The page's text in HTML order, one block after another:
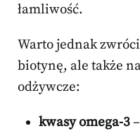
łamliwość.
Warto jednak
biotynę, ale także
odżywcze:
kwasy omega-3